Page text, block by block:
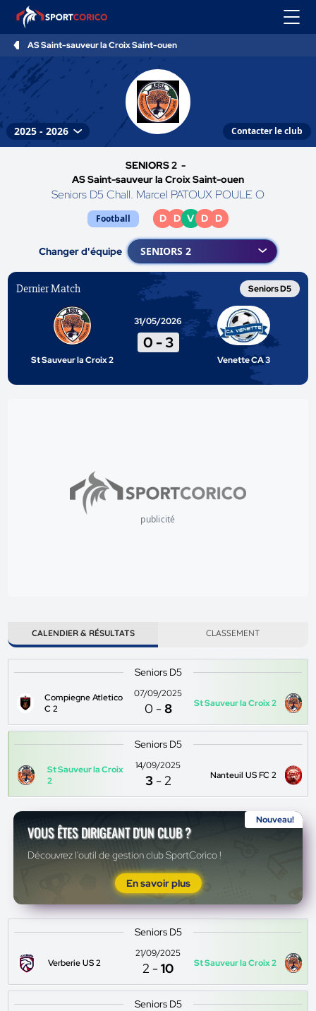
AS Saint-sauveur la Croix Saint-ouen
Contacter le club
SENIORS 2 -
AS Saint-sauveur la Croix Saint-ouen
Seniors D5 Chall. Marcel PATOUX POULE O
Football D D V D D
Changer d'équipe
Dernier Match Seniors D5
St Sauveur la Croix 2
31/05/2026
0- 3
Venette CA 3
publicité
CALENDIER & RÉSULTATS CLASSEMENT
Seniors D5
Compiegne Atletico
C 2
07/09/2025
0 -8 St Sauveur la Croix 2
Seniors D5
St Sauveur la Croix
2
14/09/2025
3 -2 Nanteuil US FC 2
Nouveau!
VOUS ÊTES DIRIGEANT D'UN CLUB ?
Découvrez l'outil de gestion club SportCorico !
En savoir plus
Seniors D5
Verberie US 2
21/09/2025
2 -10 St Sauveur la Croix 2
Seniors D5